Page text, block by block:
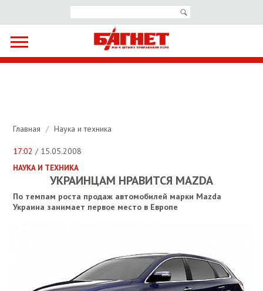
Главная / Наука и техника
17:02 / 15.05.2008
НАУКА И ТЕХНИКА
УКРАИНЦАМ НРАВИТСЯ MAZDA
По темпам роста продаж автомобилей марки Mazda
Украина занимает первое место в Европе